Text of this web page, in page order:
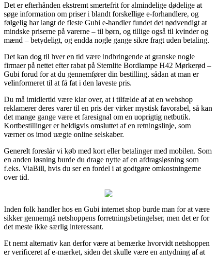
Det er efterhånden ekstremt smertefrit for almindelige dødelige at
søge information om priser i blandt forskellige e-forhandlere, og
følgelig har langt de fleste Gubi e-handler fundet det nødvendigt at
mindske priserne på varerne – til børn, og tillige også til kvinder og
mænd – betydeligt, og endda nogle gange sikre fragt uden betaling.
Det kan dog til hver en tid være indbringende at granske nogle
firmaer på nettet efter rabat på Stemlite Bordlampe H42 Mørkerød –
Gubi forud for at du gennemfører din bestilling, sådan at man er
velinformeret til at få fat i den laveste pris.
Du må imidlertid være klar over, at i tilfælde af at en webshop
reklamerer deres varer til en pris der virker mystisk favorabel, så kan
det mange gange være et faresignal om en uoprigtig netbutik.
Kortbestillinger er heldigvis omsluttet af en retningslinje, som
værner os imod uægte online selskaber.
Generelt foreslår vi køb med kort eller betalinger med mobilen. Som
en anden løsning burde du drage nytte af en afdragsløsning som
f.eks. ViaBill, hvis du ser en fordel i at godtgøre omkostningerne
over tid.
Inden folk handler hos en Gubi internet shop burde man for at være
sikker gennemgå netshoppens forretningsbetingelser, men det er for
det meste ikke særlig interessant.
Et nemt alternativ kan derfor være at bemærke hvorvidt netshoppen
er verificeret af e-mærket, siden det skulle være en antydning af at